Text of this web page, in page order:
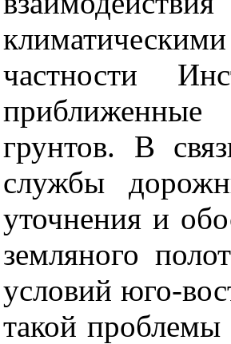
частности
приближенные
грунтов. В
службы
уточнения и
земляного
условий юго-
такой проблемы